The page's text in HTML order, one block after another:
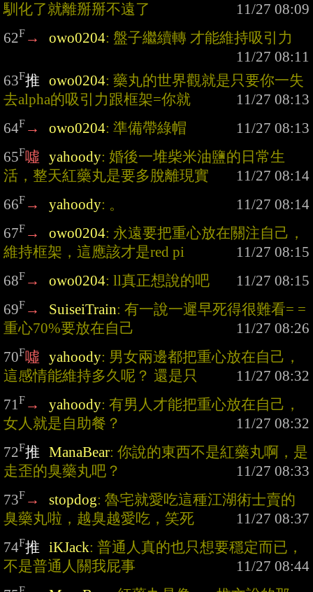
馴化了就離掰掰不遠了
62F → owo0204: 盤子繼續轉 才能維持吸引力
63F推 owo0204: 藥丸的世界觀就是只要你一失
去alpha的吸引力跟框架=你就
64F → owo0204: 準備帶綠帽
65F噓 yahoody: 婚後一堆柴米油鹽的日常生
活，整天紅藥丸是要多脫離現實
66F → yahoody: 。
67F → owo0204: 永遠要把重心放在關注自己，
維持框架，這應該才是red pi
68F → owo0204: ll真正想說的吧
69F → SuiseiTrain: 有一說一遲早死得很難看= =
重心70%要放在自己
70F噓 yahoody: 男女兩邊都把重心放在自己，
這感情能維持多久呢？ 還是只
71F → yahoody: 有男人才能把重心放在自己，
女人就是自助餐？
72F推 ManaBear: 你說的東西不是紅藥丸啊，是
走歪的臭藥丸吧？
73F → stopdog: 魯宅就愛吃這種江湖術士賣的
臭藥丸啦，越臭越愛吃，笑死
74F推 iKJack: 普通人真的也只想要穩定而已，
不是普通人關我屁事